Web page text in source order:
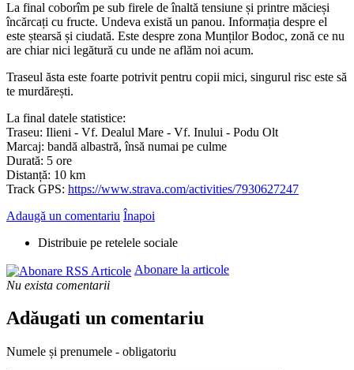
La final coborîm pe sub firele de înaltă tensiune și printre măcieși
încărcați cu fructe. Undeva există un panou. Informația despre el
este ștearsă și ciudată. Este despre zona Munților Bodoc, zonă ce nu
are chiar nici legătură cu unde ne aflăm noi acum.
Traseul ăsta este foarte potrivit pentru copii mici, singurul risc este să
te murdărești.
La final datele statistice:
Traseu: Ilieni - Vf. Dealul Mare - Vf. Inului - Podu Olt
Marcaj: bandă albastră, însă numai pe culme
Durată: 5 ore
Distanță: 10 km
Track GPS: https://www.strava.com/activities/7930627247
Adaugă un comentariu Înapoi
Distribuie pe retelele sociale
Abonare la articole
Nu exista comentarii
Adăugati un comentariu
Numele și prenumele - obligatoriu